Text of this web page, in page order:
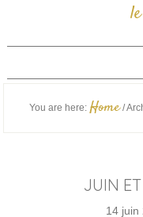
You are here: Home /
JUIN
14 juin